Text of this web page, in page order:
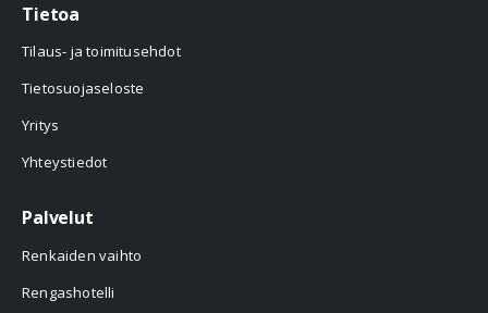
Tietoa
Tilaus- ja toimitusehdot
Tietosuojaseloste
Yritys
Yhteystiedot
Palvelut
Renkaiden vaihto
Rengashotelli